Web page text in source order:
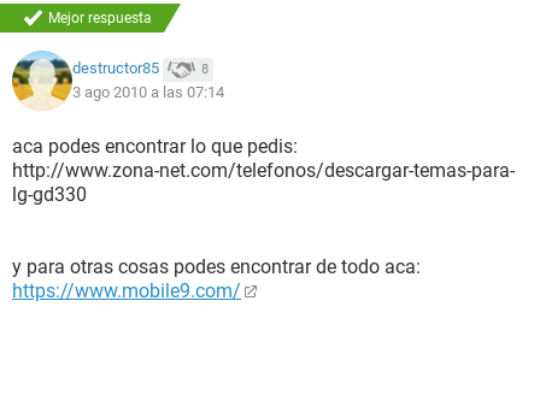
Mejor respuesta
destructor85 8
3 ago 2010 a las 07:14
aca podes encontrar lo que pedis:
http://www.zona-net.com/telefonos/descargar-temas-para-
lg-gd330
y para otras cosas podes encontrar de todo aca:
https://www.mobile9.com/